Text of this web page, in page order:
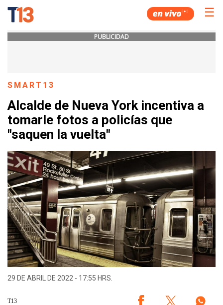
☰
PUBLICIDAD
SMART13
Alcalde de Nueva York incentiva a
tomarle fotos a policías que
"saquen la vuelta"
29 DE ABRIL DE 2022 - 17:55 HRS.
T13